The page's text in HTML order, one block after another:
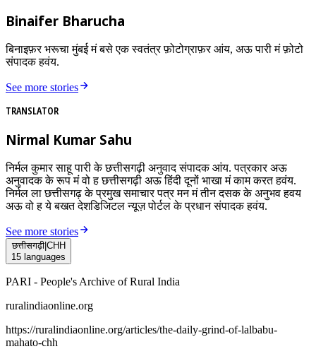
Binaifer Bharucha
बिनाइफ़र भरूचा मुंबई मं बसे एक स्वतंत्र फ़ोटोग्राफ़र आंय, अऊ पारी मं फ़ोटो
संपादक हवंय.
See more stories
TRANSLATOR
Nirmal Kumar Sahu
निर्मल कुमार साहू पारी के छत्तीसगढ़ी अनुवाद संपादक आंय. पत्रकार अऊ
अनुवादक के रूप मं वो ह छत्तीसगढ़ी अऊ हिंदी दूनों भाखा मं काम करत हवंय.
निर्मल ला छत्तीसगढ़ के प्रमुख समाचार पत्र मन मं तीन दसक के अनुभव हवय
अऊ वो ह ये बखत देशडिजिटल न्यूज़ पोर्टल के प्रधान संपादक हवंय.
See more stories
छत्तीसगढ़ी|CHH
15 languages
PARI - People's Archive of Rural India
ruralindiaonline.org
https://ruralindiaonline.org/articles/the-daily-grind-of-lalbabu-
mahato-chh